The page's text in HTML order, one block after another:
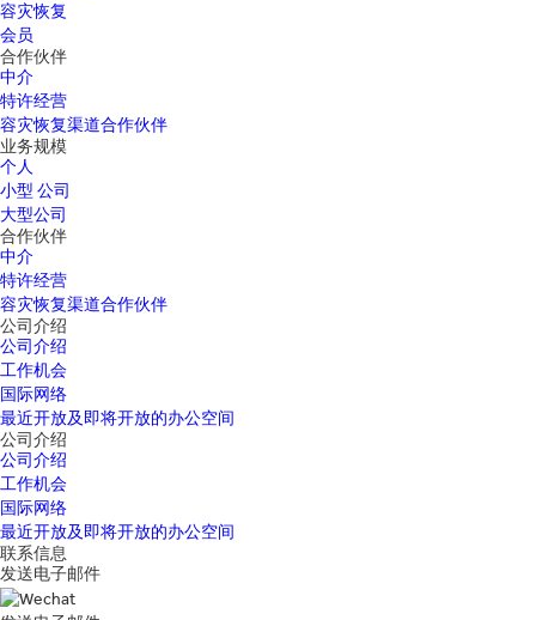
容灾恢复
会员
合作伙伴
中介
特许经营
容灾恢复渠道合作伙伴
业务规模
个人
小型 公司
大型公司
合作伙伴
中介
特许经营
容灾恢复渠道合作伙伴
公司介绍
公司介绍
工作机会
国际网络
最近开放及即将开放的办公空间
公司介绍
公司介绍
工作机会
国际网络
最近开放及即将开放的办公空间
联系信息
发送电子邮件